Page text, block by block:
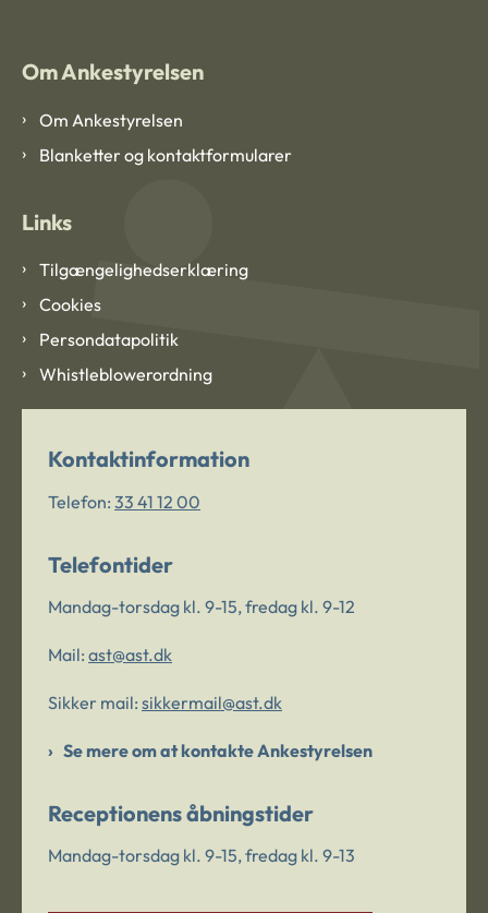
Om Ankestyrelsen
Om Ankestyrelsen
Blanketter og kontaktformularer
Links
Tilgængelighedserklæring
Cookies
Persondatapolitik
Whistleblowerordning
Kontaktinformation
Telefon: 33 41 12 00
Telefontider
Mandag-torsdag kl. 9-15, fredag kl. 9-12
Mail: ast@ast.dk
Sikker mail: sikkermail@ast.dk
Se mere om at kontakte Ankestyrelsen
Receptionens åbningstider
Mandag-torsdag kl. 9-15, fredag kl. 9-13